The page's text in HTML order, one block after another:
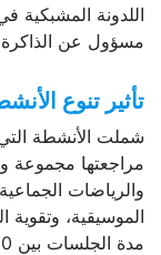
اللدونة
مسؤول عن الذاكرة
تأثير تنوع
شملت الأنشطة
مراجعتها مجموعة
والرياضات
الموسيقية،